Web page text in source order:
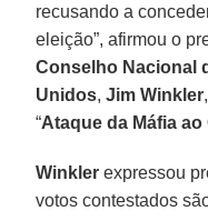
recusando a
eleição”, afirmou o
Conselho Nacional
Unidos,Jim Winkler
“Ataque da Máfia
Winkler expressou
votos contestados